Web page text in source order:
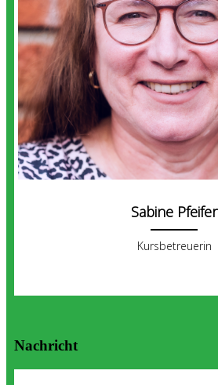
Sabine Pfeifer
Kursbetreuerin
Nachricht